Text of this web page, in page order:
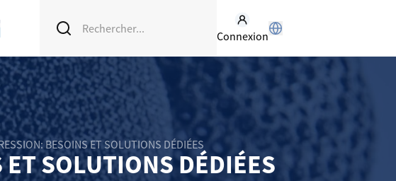
Connexion
BESOINS ET SOLUTIONS DÉDIÉES
SOLUTIONS DÉDIÉES